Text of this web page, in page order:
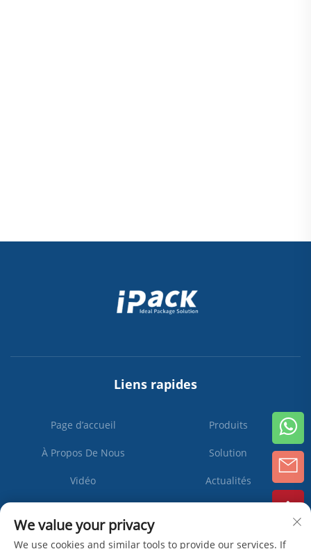
Liens rapides
Page d’accueil Produits
À Propos De Nous Solution
Vidéo Actualités
We value your privacy
We use cookies and similar tools to provide our services. If